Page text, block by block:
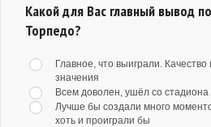
Какой для Вас главный вывод
Торпедо?
Главное, что выиграли.
значения
Всем доволен, ушёл со
Лучше бы создали много
хоть и проиграли бы